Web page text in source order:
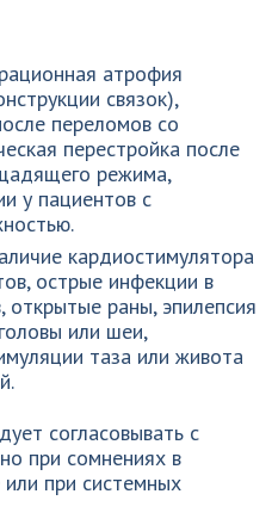
атрофия
связок),
переломов со
перестройка после
режима,
у пациентов с
кардиостимулятора
острые инфекции в
открытые раны, эпилепсия
или шеи,
таза или живота
согласовывать с
при сомнениях в
или при системных